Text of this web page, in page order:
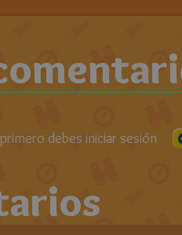
debes iniciar sesión